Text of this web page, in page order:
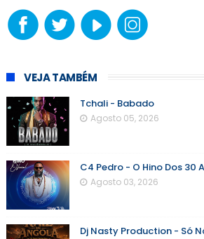
VEJA TAMBÉM
Tchali - Babado
Agosto 05, 2026
C4 Pedro - O Hino Dos 30
Agosto 03, 2026
Dj Nasty Production - Só